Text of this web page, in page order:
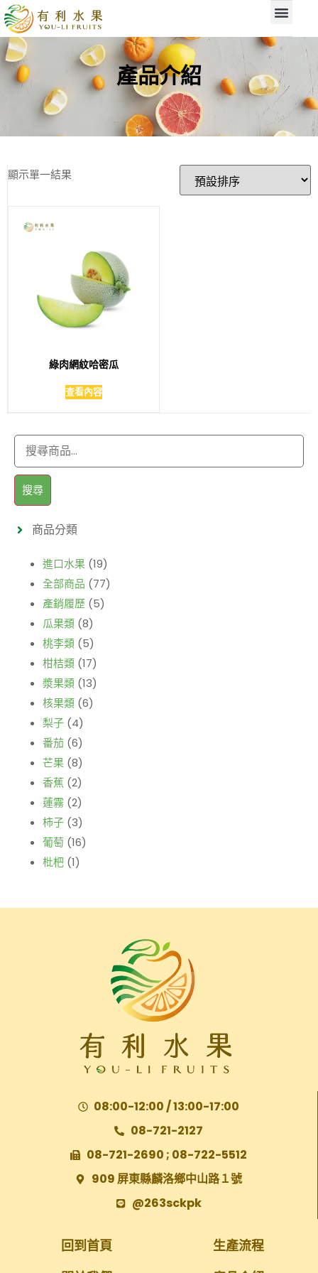
產品介紹
顯示單一結果
綠肉網紋哈密瓜
查看內容
搜尋
商品分類
進口水果 (19)
全部商品 (77)
產銷履歷 (5)
瓜果類 (8)
桃李類 (5)
柑桔類 (17)
漿果類 (13)
核果類 (6)
梨子 (4)
番茄 (6)
芒果 (8)
香蕉 (2)
蓮霧 (2)
柿子 (3)
葡萄 (16)
枇杷 (1)
08:00-12:00 / 13:00-17:00
08-721-2127
08-721-2690 ; 08-722-5512
909 屏東縣麟洛鄉中山路１號
@263sckpk
回到首頁
生產流程